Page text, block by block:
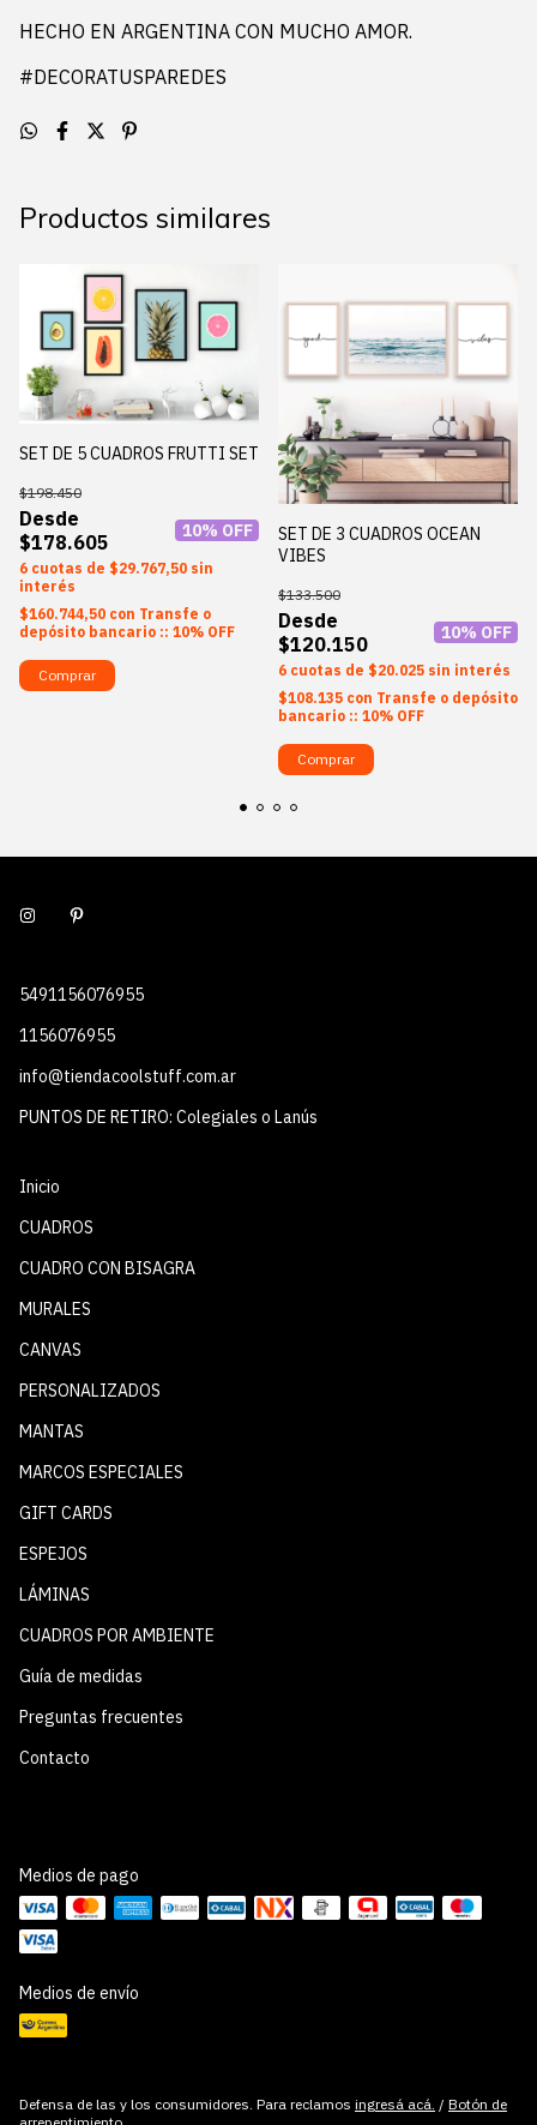
HECHO EN ARGENTINA CON MUCHO AMOR.
#DECORATUSPAREDES
Productos similares
SET DE 5 CUADROS FRUTTI SET
$178.605
$198.450
10% OFF
6 $29.767,50 sin
interés
$160.744,50 con Transfe o
depósito bancario :: 10% OFF
Comprar
SET DE 3 CUADROS OCEAN
VIBES
$120.150
$133.500
10% OFF
6 $20.025 sin interés
$108.135 con Transfe o depósito
bancario :: 10% OFF
Comprar
5491156076955
1156076955
info@tiendacoolstuff.com.ar
PUNTOS DE RETIRO: Colegiales o Lanús
Inicio
CUADROS
CUADRO CON BISAGRA
MURALES
CANVAS
PERSONALIZADOS
MANTAS
MARCOS ESPECIALES
GIFT CARDS
ESPEJOS
LÁMINAS
CUADROS POR AMBIENTE
Guía de medidas
Preguntas frecuentes
Contacto
Medios de pago
Medios de envío
Defensa de las y los consumidores. Para reclamos ingresá acá. / Botón de